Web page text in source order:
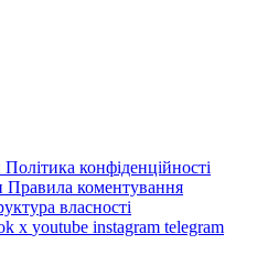
Політика конфіденційності
Правила коментування
власності
x youtube instagram telegram